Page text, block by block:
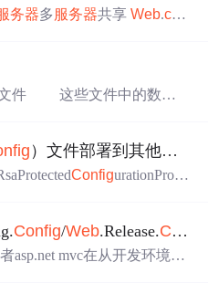
XML 编辑器。XML 标记
务器多服务器共享Web.con
件 这些文件中的数据
保持文件位置和数据库连
保存在其它位置。 作为
）文件部署到其他服务
ConfigurationProvi
在这种情况下，还必须将相
服务器 上。为了实现此目
Config/Web.Release.Config
asp.net mvc在从开发环境发